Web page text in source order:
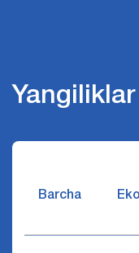
Yangiliklar
Barcha